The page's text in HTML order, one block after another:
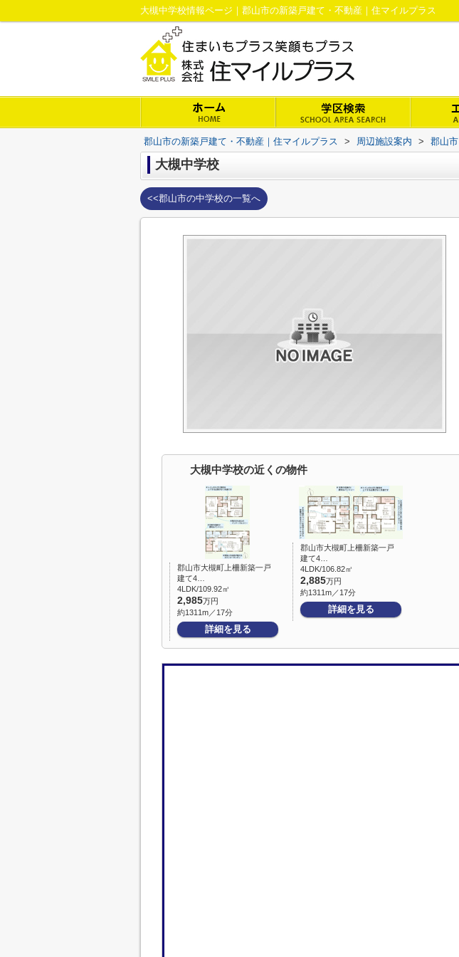
大槻中学校情報ページ｜郡山市の新築戸建て・不動産｜住マイルプラス
郡山市の新築戸建て・不動産｜住マイルプラス > 周辺施設案内 > 郡山市
大槻中学校
<<郡山市の中学校の一覧へ
大槻中学校の近くの物件
郡山市大槻町上柵新築一戸
建て4…
4LDK/109.92㎡
2,985万円
約1311m／17分
詳細を見る
郡山市大槻町上柵新築一戸
建て4…
4LDK/106.82㎡
2,885万円
約1311m／17分
詳細を見る